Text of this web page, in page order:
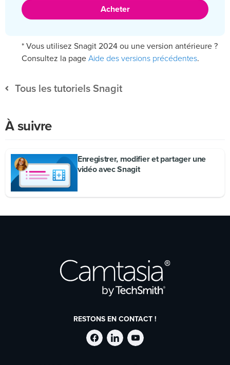
Acheter
* Vous utilisez Snagit 2024 ou une version antérieure ?
Consultez la page Aide des versions précédentes.
Tous les tutoriels Snagit
À suivre
Enregistrer, modifier et partager une
vidéo avec Snagit
RESTONS EN CONTACT !
Suivre
SuivreSuivre